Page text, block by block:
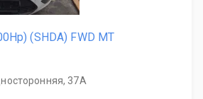
(SHDA) FWD MT
37А